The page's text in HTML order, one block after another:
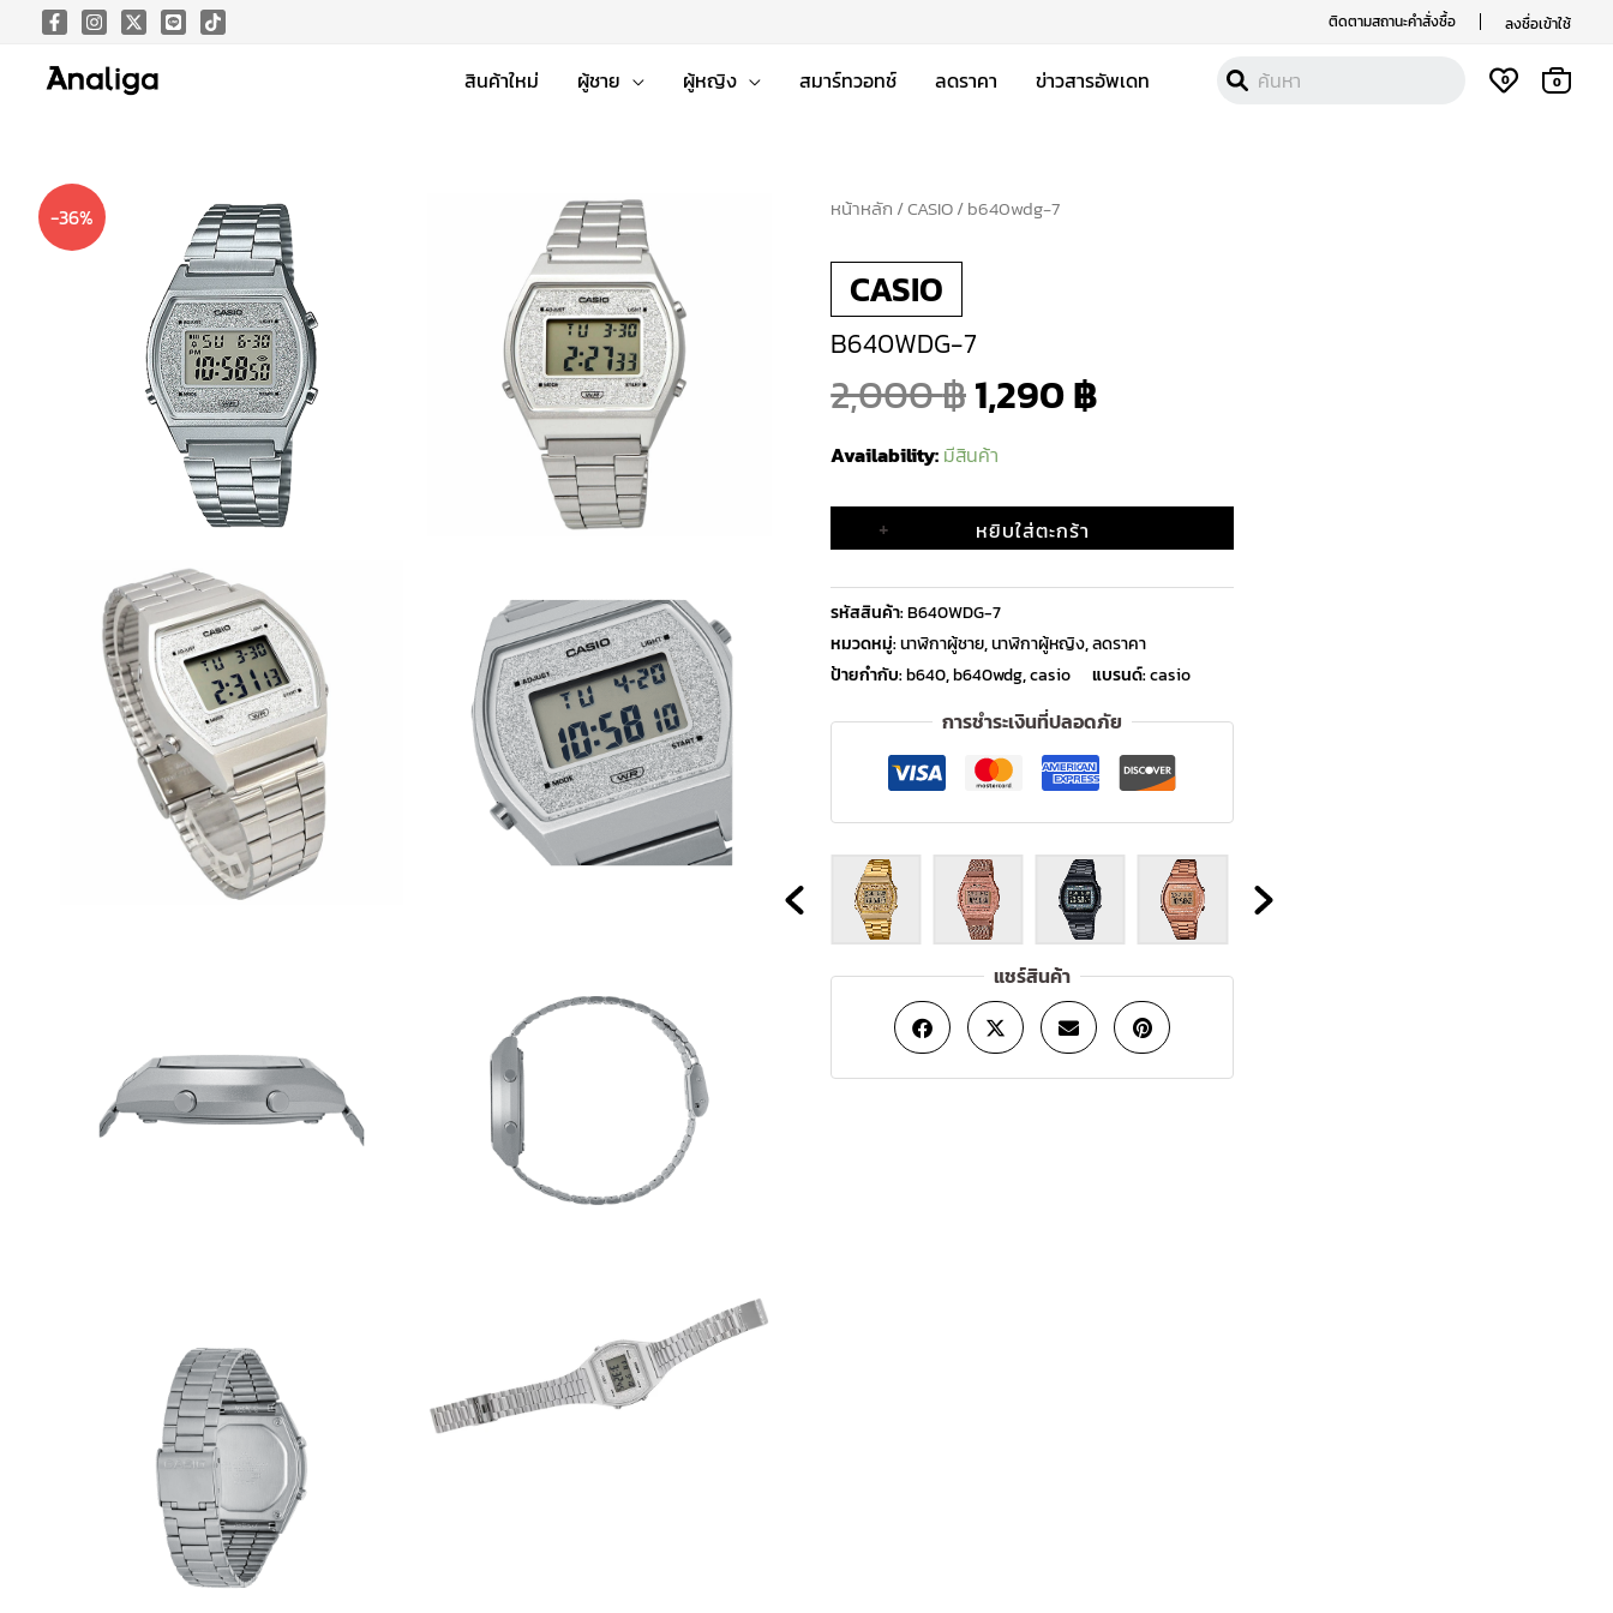
content
ติดตามสถานะคำสั่งซื้อ ลงชื่อเข้าใช้
สินค้าใหม่ ผู้ชาย ผู้หญิง สมาร์ทวอทช์ ลดราคา ข่าวสารอัพเดท 0 0
-36% หน้าหลัก /CASIO/ b640wdg-7
CASIO
B640WDG-7
2,000฿
Original
was:
2,000 ฿.
1,290฿
Availability: มีสินค้า
จำนวน
ชิ้น
+ หยิบใส่ตะกร้า
รหัสสินค้า:B640WDG-7
หมวดหมู่:นาฬิกาผู้ชาย,นาฬิกาผู้หญิง,ลดราคา
ป้ายกำกับ:b640,b640wdg,casio แบรนด์:casio
การชำระเงินที่ปลอดภัย
OUT
OF
แชร์สินค้า